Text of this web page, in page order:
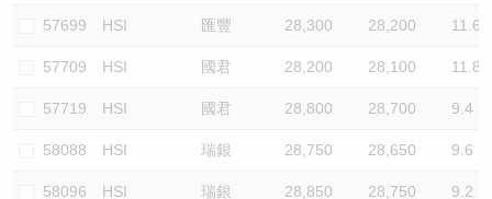
57699 HSI 匯豐 28,300 28,200 11.6
57709 HSI 國君 28,200 28,100 11.8
57719 HSI 國君 28,800 28,700 9.4
58088 HSI 瑞銀 28,750 28,650 9.6
58096 HSI 瑞銀 28,850 28,750 9.2